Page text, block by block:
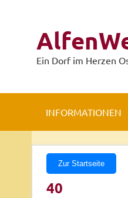
Ein Dorf im Herzen
INFORMATIONEN
Zur Startseite
40